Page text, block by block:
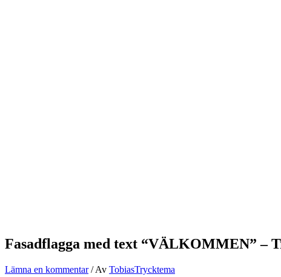
Fasadflagga med text “VÄLKOMMEN” –
Lämna en kommentar / Av TobiasTrycktema